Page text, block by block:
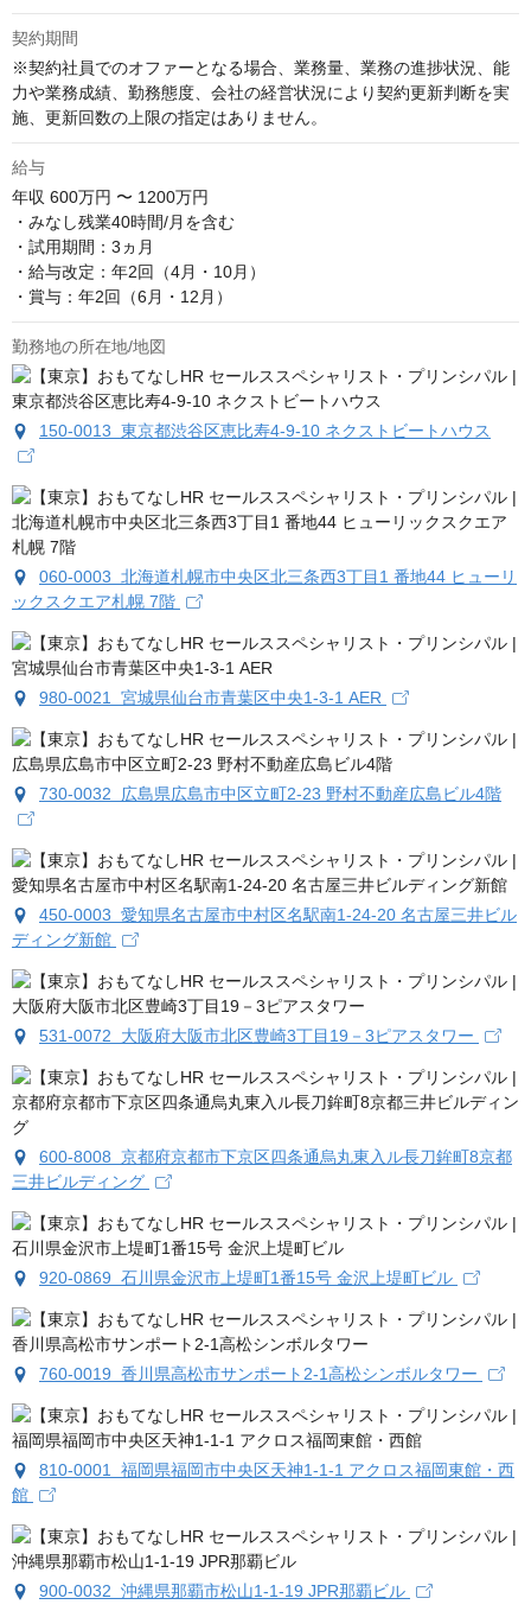
契約期間
※契約社員でのオファーとなる場合、業務量、業務の進捗状況、能
力や業務成績、勤務態度、会社の経営状況により契約更新判断を実
施、更新回数の上限の指定はありません。
給与
年収 600万円 〜 1200万円
・みなし残業40時間/月を含む
・試用期間：3ヵ月
・給与改定：年2回（4月・10月）
・賞与：年2回（6月・12月）
勤務地の所在地/地図
150-0013 東京都渋谷区恵比寿4-9-10 ネクストビートハウス
060-0003 北海道札幌市中央区北三条西3丁目1 番地44 ヒューリ
ックスクエア札幌 7階
980-0021 宮城県仙台市青葉区中央1-3-1 AER
730-0032 広島県広島市中区立町2-23 野村不動産広島ビル4階
450-0003 愛知県名古屋市中村区名駅南1-24-20 名古屋三井ビル
ディング新館
531-0072 大阪府大阪市北区豊崎3丁目19－3ピアスタワー
600-8008 京都府京都市下京区四条通烏丸東入ル長刀鉾町8京都
三井ビルディング
920-0869 石川県金沢市上堤町1番15号 金沢上堤町ビル
760-0019 香川県高松市サンポート2-1高松シンボルタワー
810-0001 福岡県福岡市中央区天神1-1-1 アクロス福岡東館・西
館
900-0032 沖縄県那覇市松山1-1-19 JPR那覇ビル